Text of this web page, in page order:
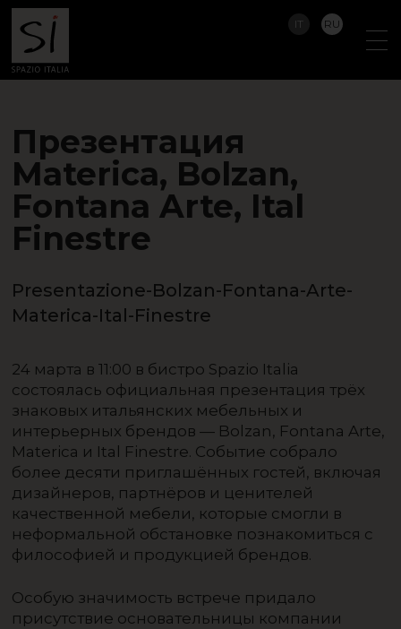
IT RU
Презентация
Materica, Bolzan,
Fontana Arte, Ital
Finestre
Presentazione-Bolzan-Fontana-Arte-
Materica-Ital-Finestre
24 марта в 11:00 в бистро Spazio Italia
состоялась официальная презентация трёх
знаковых итальянских мебельных и
интерьерных брендов — Bolzan, Fontana Arte,
Materica и Ital Finestre. Событие собрало
более десяти приглашённых гостей, включая
дизайнеров, партнёров и ценителей
качественной мебели, которые смогли в
неформальной обстановке познакомиться с
философией и продукцией брендов.
Особую значимость встрече придало
присутствие основательницы компании